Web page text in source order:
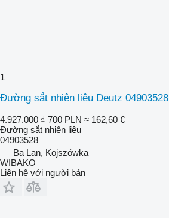
1
Đường sắt nhiên liệu Deutz 04903528
4.927.000 ₫ 700 PLN ≈ 162,60 €
Đường sắt nhiên liệu
04903528
Ba Lan, Kojszówka
WIBAKO
Liên hệ với người bán